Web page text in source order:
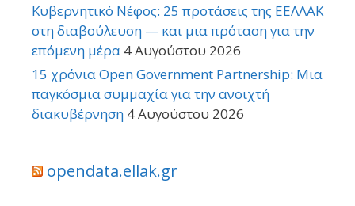
Κυβερνητικό Νέφος: 25 προτάσεις της ΕΕΛΛΑΚ
στη διαβούλευση — και μια πρόταση για την
επόμενη μέρα 4 Αυγούστου 2026
15 χρόνια Open Government Partnership: Μια
παγκόσμια συμμαχία για την ανοιχτή
διακυβέρνηση 4 Αυγούστου 2026
opendata.ellak.gr